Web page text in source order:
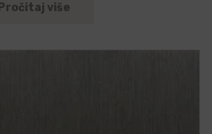
Pročitaj više